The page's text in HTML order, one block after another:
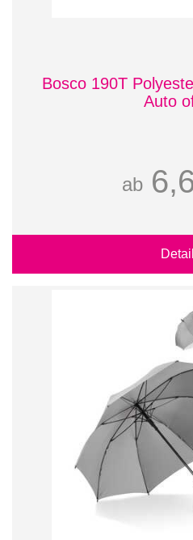
Bosco 190T
Auto
ab